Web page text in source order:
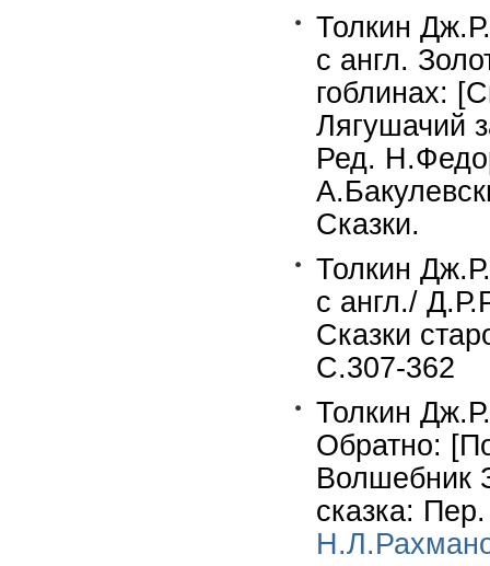
Толкин
с англ.
гоблинах:
Лягушачий
Ред.
Сказки.
Толкин
с англ./
Сказки
С.307-362
Толкин
Обратно:
Волшебник
сказка: